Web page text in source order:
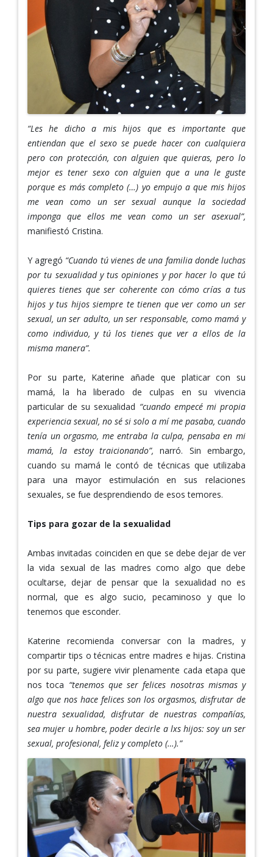
“Les he dicho a mis hijos que es importante que
entiendan que el sexo se puede hacer con cualquiera
pero con protección, con alguien que quieras, pero lo
mejor es tener sexo con alguien que a una le guste
porque es más completo (…) yo empujo a que mis hijos
me vean como un ser sexual aunque la sociedad
imponga que ellos me vean como un ser asexual”,
manifiestó Cristina.
Y agregó “Cuando tú vienes de una familia donde luchas
por tu sexualidad y tus opiniones y por hacer lo que tú
quieres tienes que ser coherente con cómo crías a tus
hijos y tus hijos siempre te tienen que ver como un ser
sexual, un ser adulto, un ser responsable, como mamá y
como individuo, y tú los tienes que ver a ellos de la
misma manera”.
Por su parte, Katerine añade que platicar con su
mamá, la ha liberado de culpas en su vivencia
particular de su sexualidad “cuando empecé mi propia
experiencia sexual, no sé si solo a mí me pasaba, cuando
tenía un orgasmo, me entraba la culpa, pensaba en mi
mamá, la estoy traicionando”,narró.
Sin embargo,
cuando su mamá le contó de técnicas que utilizaba
para una mayor estimulación en sus relaciones
sexuales, se fue desprendiendo de esos temores.
Tips para gozar de la sexualidad
Ambas invitadas coinciden en que se debe dejar de ver
la vida sexual de las madres como algo que debe
ocultarse, dejar de pensar que la sexualidad no es
normal, que es algo sucio, pecaminoso y que lo
tenemos que esconder.
Katerine recomienda conversar con la madres, y
compartir tips o técnicas entre madres e hijas. Cristina
por su parte, sugiere vivir plenamente cada etapa que
nos toca “tenemos que ser felices nosotras mismas y
algo que nos hace felices son los orgasmos, disfrutar de
nuestra sexualidad, disfrutar de nuestras compañías,
sea mujer u hombre, poder decirle a lxs hijos: soy un ser
sexual, profesional, feliz y completo (…).”